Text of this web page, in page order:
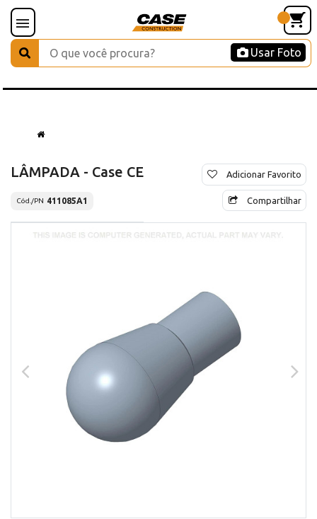
Usar Foto
LÂMPADA - Case CE
Cód./PN 411085A1
Adicionar Favorito
Compartilhar